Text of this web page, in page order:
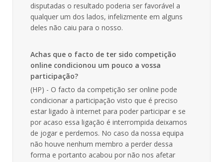
disputadas o resultado poderia ser favorável a
qualquer um dos lados, infelizmente em alguns
deles não caiu para o nosso.
Achas que o facto de ter sido competição
online condicionou um pouco a vossa
participação?
(HP) - O facto da competição ser online pode
condicionar a participação visto que é preciso
estar ligado à internet para poder participar e se
por acaso essa ligação é interrompida deixamos
de jogar e perdemos. No caso da nossa equipa
não houve nenhum membro a perder dessa
forma e portanto acabou por não nos afetar